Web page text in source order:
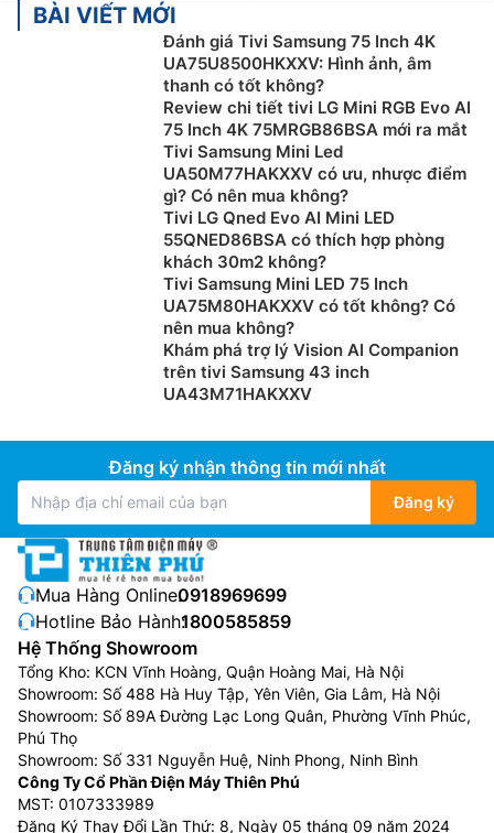
BÀI VIẾT MỚI
Đánh giá Tivi Samsung 75 Inch 4K
UA75U8500HKXXV: Hình ảnh, âm
thanh có tốt không?
Review chi tiết tivi LG Mini RGB Evo AI
75 Inch 4K 75MRGB86BSA mới ra mắt
Tivi Samsung Mini Led
UA50M77HAKXXV có ưu, nhược điểm
gì? Có nên mua không?
Tivi LG Qned Evo AI Mini LED
55QNED86BSA có thích hợp phòng
khách 30m2 không?
Tivi Samsung Mini LED 75 Inch
UA75M80HAKXXV có tốt không? Có
nên mua không?
Khám phá trợ lý Vision AI Companion
trên tivi Samsung 43 inch
UA43M71HAKXXV
Đăng ký nhận thông tin mới nhất
Đăng ký
Mua Hàng Online:0918969699
Hotline Bảo Hành:1800585859
Hệ Thống Showroom
Tổng Kho: KCN Vĩnh Hoàng, Quận Hoàng Mai, Hà Nội
Showroom: Số 488 Hà Huy Tập, Yên Viên, Gia Lâm, Hà Nội
Showroom: Số 89A Đường Lạc Long Quân, Phường Vĩnh Phúc,
Phú Thọ
Showroom: Số 331 Nguyễn Huệ, Ninh Phong, Ninh Bình
Công Ty Cổ Phần Điện Máy Thiên Phú
MST: 0107333989
Đăng Ký Thay Đổi Lần Thứ: 8, Ngày 05 tháng 09 năm 2024